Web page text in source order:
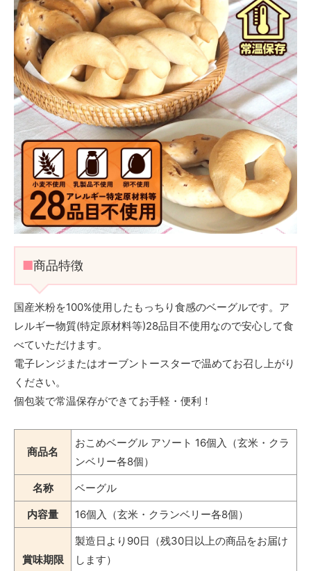
■商品特徴
国産米粉を100%使用したもっちり食感のベーグルです。ア
レルギー物質(特定原材料等)28品目不使用なので安心して食
べていただけます。
電子レンジまたはオーブントースターで温めてお召し上がり
ください。
個包装で常温保存ができてお手軽・便利！
商品名
おこめベーグル アソート 16個入（玄米・クラ
ンベリー各8個）
名称
ベーグル
内容量
16個入（玄米・クランベリー各8個）
賞味期限
製造日より90日（残30日以上の商品をお届け
します）